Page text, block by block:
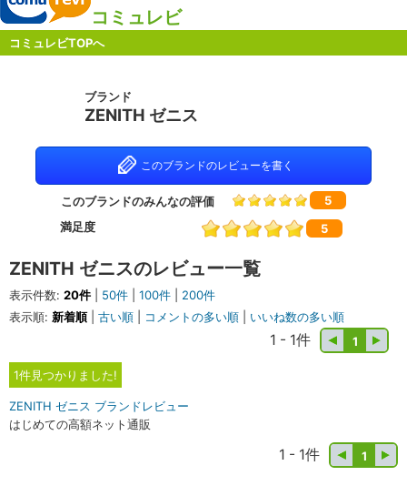
コミュレビ
コミュレビTOPへ
ブランド
ZENITH ゼニス
このブランドのレビューを書く
このブランドのみんなの評価
5
満足度
5
ZENITH ゼニスのレビュー一覧
表示件数: 20件 50件 100件
200件
表示順: 新着順| 古い順 コメントの多い順
いいね数の多い順
1
1 - 1件
1件見つかりました!
ZENITH ゼニス ブランドレビュー
はじめての高額ネット通販
1
1 - 1件